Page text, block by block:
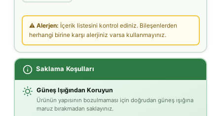
⚠ Alerjen: İçerik listesini kontrol ediniz. Bileşenlerden
herhangi birine karşı alerjiniz varsa kullanmayınız.
Saklama Koşulları
Güneş Işığından Koruyun
Ürünün yapısının bozulmaması için doğrudan güneş ışığına
maruz bırakmadan saklayınız.